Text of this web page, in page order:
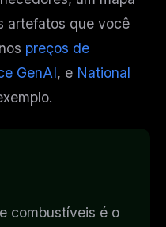
artefatos que você
preços de
GenAI, e National
combustíveis é o